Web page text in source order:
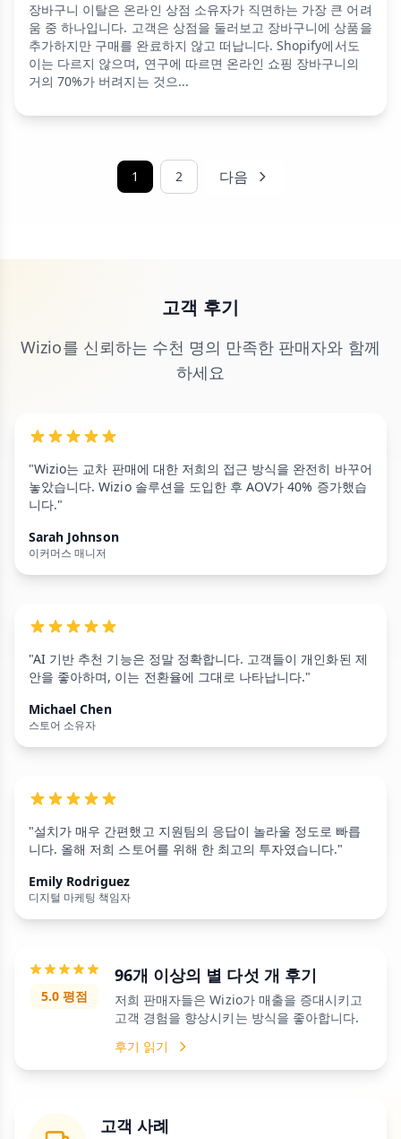
장바구니 이탈은 온라인 상점 소유자가 직면하는 가장 큰 어려
움 중 하나입니다. 고객은 상점을 둘러보고 장바구니에 상품을
추가하지만 구매를 완료하지 않고 떠납니다. Shopify에서도
이는 다르지 않으며, 연구에 따르면 온라인 쇼핑 장바구니의
거의 70%가 버려지는 것으...
1 2 다음
고객 후기
Wizio를 신뢰하는 수천 명의 만족한 판매자와 함께
하세요
"Wizio는 교차 판매에 대한 저희의 접근 방식을 완전히 바꾸어
놓았습니다. Wizio 솔루션을 도입한 후 AOV가 40% 증가했습
니다."
Sarah Johnson
이커머스 매니저
"AI 기반 추천 기능은 정말 정확합니다. 고객들이 개인화된 제
안을 좋아하며, 이는 전환율에 그대로 나타납니다."
Michael Chen
스토어 소유자
"설치가 매우 간편했고 지원팀의 응답이 놀라울 정도로 빠릅
니다. 올해 저희 스토어를 위해 한 최고의 투자였습니다."
Emily Rodriguez
디지털 마케팅 책임자
5.0 평점
96개 이상의 별 다섯 개 후기
저희 판매자들은 Wizio가 매출을 증대시키고
고객 경험을 향상시키는 방식을 좋아합니다.
후기 읽기
고객 사례